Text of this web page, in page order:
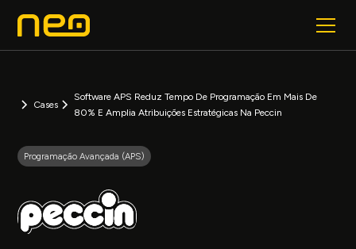
Cases
Software APS Reduz Tempo De Programação Em Mais De
80% E Amplia Atribuições Estratégicas Na Peccin
Programação Avançada (APS)